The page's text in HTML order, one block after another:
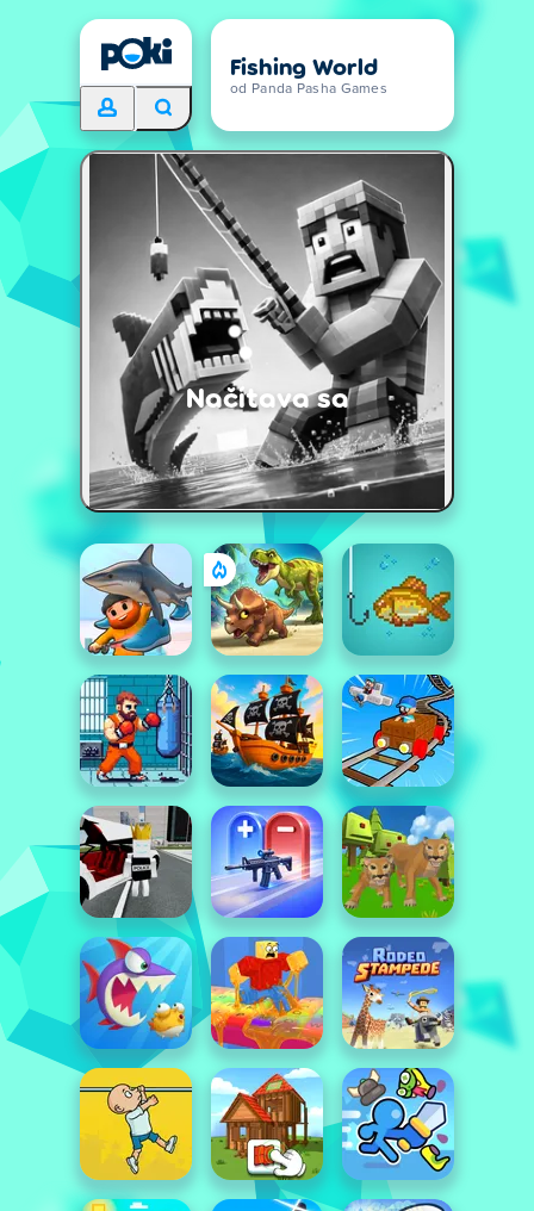
Fishing World
od Panda Pasha Games
Načítava sa